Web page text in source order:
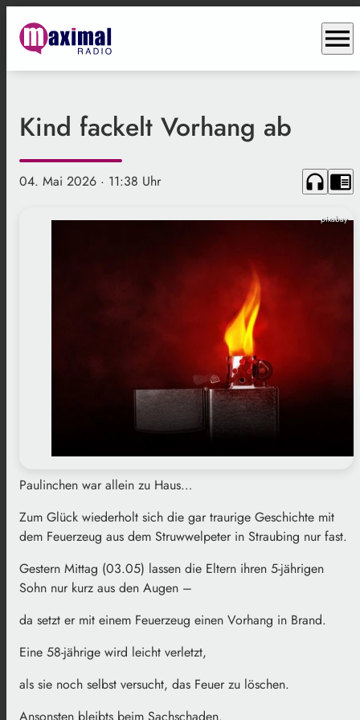
menu
Kind fackelt Vorhang ab
04. Mai 2026 · 11:38 Uhr headphones chrome_reader_mode
pixabay
Paulinchen war allein zu Haus…
Zum Glück wiederholt sich die gar traurige Geschichte mit
dem Feuerzeug aus dem Struwwelpeter in Straubing nur fast.
Gestern Mittag (03.05) lassen die Eltern ihren 5-jährigen
Sohn nur kurz aus den Augen –
da setzt er mit einem Feuerzeug einen Vorhang in Brand.
Eine 58-jährige wird leicht verletzt,
als sie noch selbst versucht, das Feuer zu löschen.
Ansonsten bleibts beim Sachschaden.